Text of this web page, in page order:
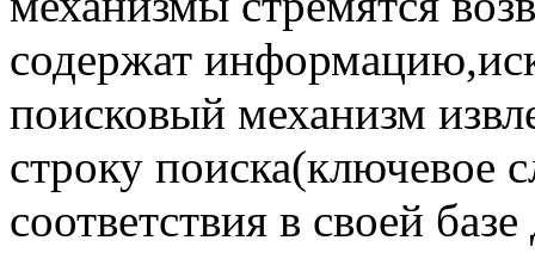
содержат
поисковый механизм
строку поиска(ключевое
соответствия в своей